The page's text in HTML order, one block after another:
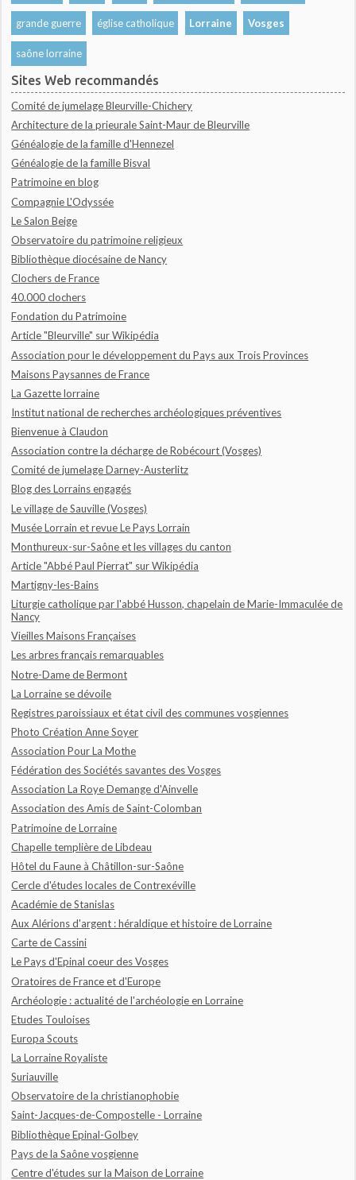
grande guerre église catholique Lorraine Vosges
saône lorraine
Sites Web recommandés
Comité de jumelage Bleurville-Chichery
Architecture de la prieurale Saint-Maur de Bleurville
Généalogie de la famille d'Hennezel
Généalogie de la famille Bisval
Patrimoine en blog
Compagnie L'Odyssée
Le Salon Beige
Observatoire du patrimoine religieux
Bibliothèque diocésaine de Nancy
Clochers de France
40.000 clochers
Fondation du Patrimoine
Article "Bleurville" sur Wikipédia
Association pour le développement du Pays aux Trois Provinces
Maisons Paysannes de France
La Gazette lorraine
Institut national de recherches archéologiques préventives
Bienvenue à Claudon
Association contre la décharge de Robécourt (Vosges)
Comité de jumelage Darney-Austerlitz
Blog des Lorrains engagés
Le village de Sauville (Vosges)
Musée Lorrain et revue Le Pays Lorrain
Monthureux-sur-Saône et les villages du canton
Article "Abbé Paul Pierrat" sur Wikipédia
Martigny-les-Bains
Liturgie catholique par l'abbé Husson, chapelain de Marie-Immaculée de
Nancy
Vieilles Maisons Françaises
Les arbres français remarquables
Notre-Dame de Bermont
La Lorraine se dévoile
Registres paroissiaux et état civil des communes vosgiennes
Photo Création Anne Soyer
Association Pour La Mothe
Fédération des Sociétés savantes des Vosges
Association La Roye Demange d'Ainvelle
Association des Amis de Saint-Colomban
Patrimoine de Lorraine
Chapelle templière de Libdeau
Hôtel du Faune à Châtillon-sur-Saône
Cercle d'études locales de Contrexéville
Académie de Stanislas
Aux Alérions d'argent : héraldique et histoire de Lorraine
Carte de Cassini
Le Pays d'Epinal coeur des Vosges
Oratoires de France et d'Europe
Archéologie : actualité de l'archéologie en Lorraine
Etudes Touloises
Europa Scouts
La Lorraine Royaliste
Suriauville
Observatoire de la christianophobie
Saint-Jacques-de-Compostelle - Lorraine
Bibliothèque Epinal-Golbey
Pays de la Saône vosgienne
Centre d'études sur la Maison de Lorraine